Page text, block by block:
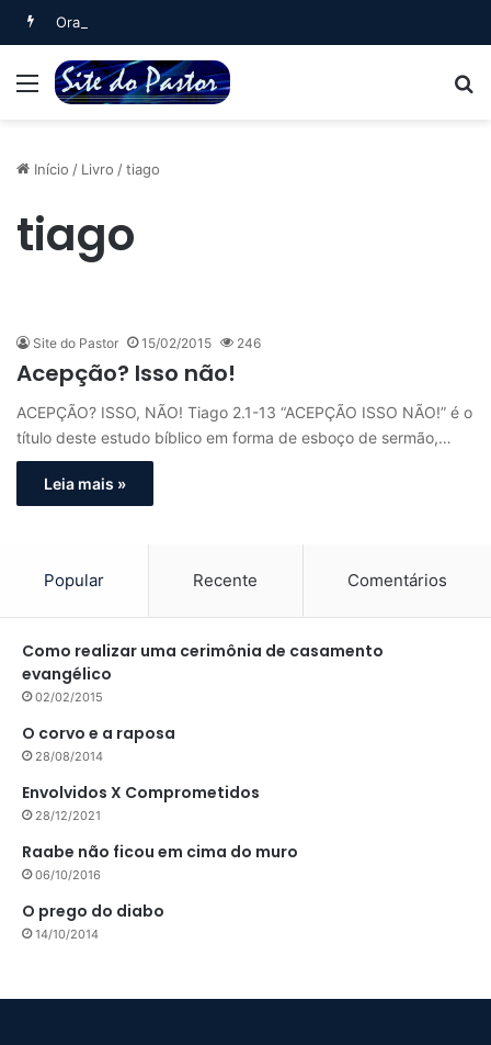
Oração Matinal (Salmo 5)
Menu
Início / Livro /tiago
tiago
Site do Pastor 15/02/2015 246
Acepção? Isso não!
ACEPÇÃO? ISSO, NÃO! Tiago 2.1-13 “ACEPÇÃO ISSO NÃO!” é o
título deste estudo bíblico em forma de esboço de sermão,…
Leia mais »
Popular Recente Comentários
Como realizar uma cerimônia de casamento
evangélico
02/02/2015
O corvo e a raposa
28/08/2014
Envolvidos X Comprometidos
28/12/2021
Raabe não ficou em cima do muro
06/10/2016
O prego do diabo
14/10/2014